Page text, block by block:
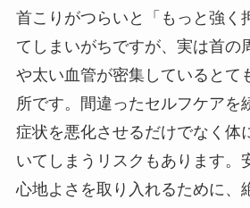
首こりがつらいと「もっと強く
てしまいがちですが、実は首の
や太い血管が密集しているとて
所です。間違ったセルフケアを
症状を悪化させるだけでなく体
いてしまうリスクもあります。
心地よさを取り入れるために、